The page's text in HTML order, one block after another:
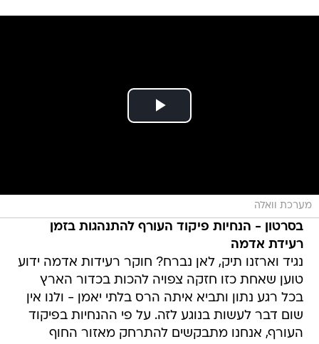
מערכת וואלה
בסרטון - הנחיות פיקוד העורף להתנהגות בזמן
רעידת אדמה
נגיד וארזנו תיק, לאן נברח? חוקר רעידות אדמה ידוע
טוען שאחת כזו חזקה צפויה להכות בכדור הארץ
בכל רגע נתון ותביא איתה הרס בלתי יאמן - ולנו אין
שום דבר לעשות בנוגע לזה. על פי ההנחיות בפיקוד
העורף, אנחנו מתבקשים להתרחק מאזור החוף